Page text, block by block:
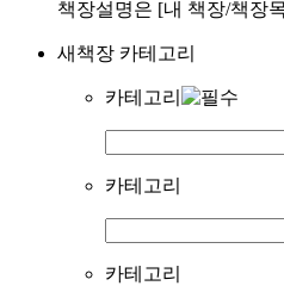
책장설명은 [내 책장/책장
새책장 카테고리
카테고리
카테고리
카테고리